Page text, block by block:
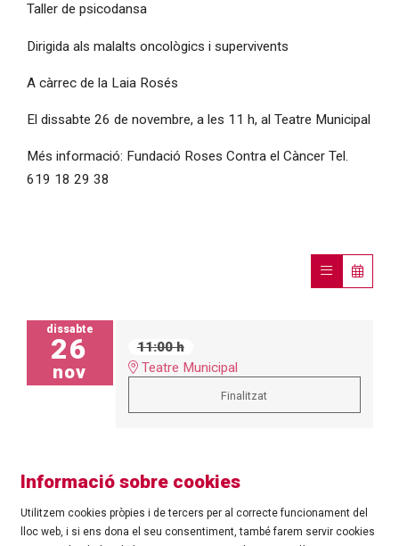
Taller de psicodansa
Dirigida als malalts oncològics i supervivents
A càrrec de la Laia Rosés
El dissabte 26 de novembre, a les 11 h, al Teatre Municipal
Més informació: Fundació Roses Contra el Càncer Tel.
619 18 29 38
dissabte
26
nov
11:00 h
Teatre Municipal
Finalitzat
Informació sobre cookies
Utilitzem cookies pròpies i de tercers per al correcte funcionament del
lloc web, i si ens dona el seu consentiment, també farem servir cookies